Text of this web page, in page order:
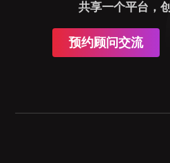
共享一个平台，
预约顾问交流